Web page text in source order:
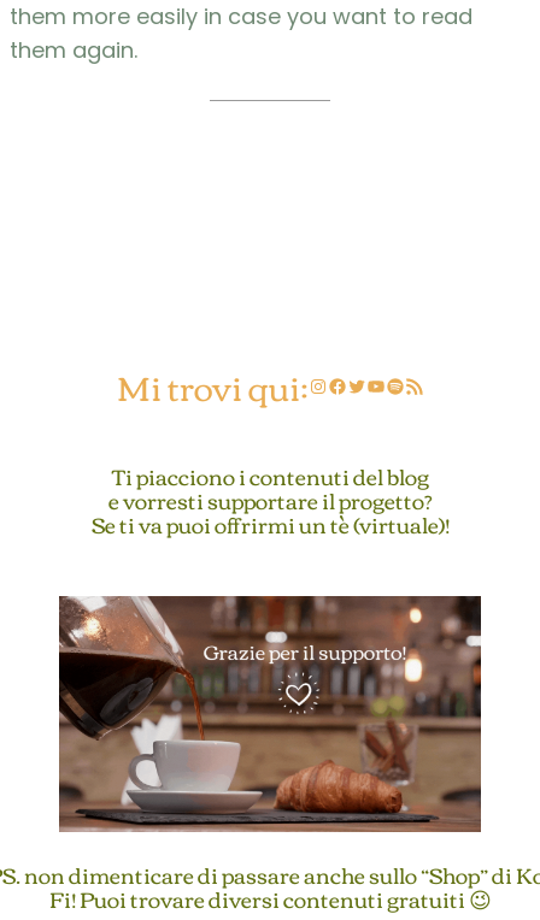
them more easily in case you want to read
them again.
Mi trovi qui:InstagramFacebookTwitter YouTube Spotify Feed RSS
Ti piacciono i contenuti del blog
e vorresti supportare il progetto?
Se ti va puoi offrirmi un tè (virtuale)!
non dimenticare di passare anche sullo “Shop” di
Fi! Puoi trovare diversi contenuti gratuiti 😉